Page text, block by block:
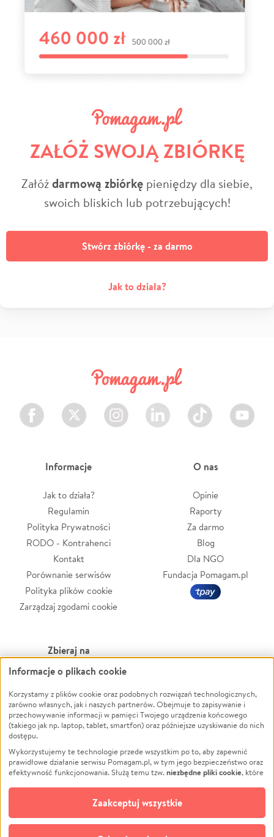
ZAŁÓŻ SWOJĄ ZBIÓRKĘ
Załóżdarmową zbiórkę pieniędzy dla siebie,
swoich bliskich lub potrzebujących!
Stwórz zbiórkę - za darmo
Jak to działa?
Facebook Twitter Instagram LinkedIn TikTok Youtube
Informacje
Jak to działa?
Regulamin
Polityka Prywatności
RODO - Kontrahenci
Kontakt
Porównanie serwisów
Polityka plików cookie
Zarządzaj zgodami cookie
O nas
Opinie
Raporty
Za darmo
Blog
Dla NGO
Fundacja Pomagam.pl
Zbieraj na
Leczenie
Zwierzęta
Pożar
Ukraina
Pomoc Finansowa
Projekty
Pogrzeb
Społeczność lokalna
Kultura
Powódź
Wichura
NGO
Edukacja
Podróż
Impreza
Ochrona środowiska
Biznes
Informacje o plikach cookie
Korzystamy z plików cookie oraz podobnych rozwiązań technologicznych,
zarówno własnych, jak i naszych partnerów. Obejmuje to zapisywanie i
przechowywanie informacji w pamięci Twojego urządzenia końcowego
(takiego jak np. laptop, tablet, smartfon) oraz późniejsze uzyskiwanie do nich
dostępu.
Wykorzystujemy te technologie przede wszystkim po to, aby zapewnić
prawidłowe działanie serwisu Pomagam.pl, w tym jego bezpieczeństwo oraz
efektywność funkcjonowania. Służą temu tzw.niezbędne pliki cookie, które
opcjonalnych plików cookie
technologii do celów analitycznych i retargetingowych. Możesz wyrazić
zgodę na ich stosowanie lub jej odmówić. W dowolnym momencie masz
możliwość zmiany swoich preferencji na stronie „Zarządzaj zgodami cookie”,
Zaakceptuj wszystkie